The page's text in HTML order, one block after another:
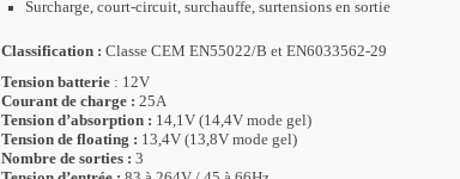
Surcharge, court-circuit, surchauffe, surtensions en sortie
Classification : Classe CEM EN55022/B et EN6033562-29
Tension batterie : 12V
Courant de charge : 25A
Tension d’absorption : 14,1V (14,4V mode gel)
Tension de floating : 13,4V (13,8V mode gel)
Nombre de sorties : 3